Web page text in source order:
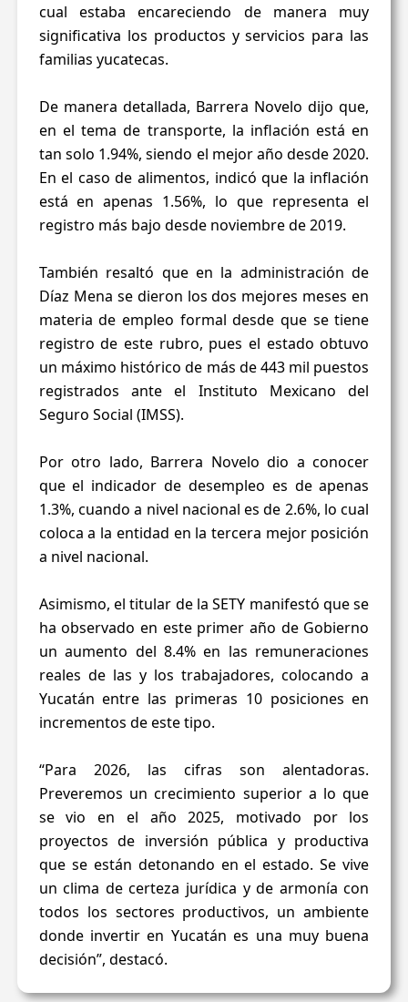
cual estaba encareciendo de manera muy
significativa los productos y servicios para las
familias yucatecas.
De manera detallada, Barrera Novelo dijo que,
en el tema de transporte, la inflación está en
tan solo 1.94%, siendo el mejor año desde 2020.
En el caso de alimentos, indicó que la inflación
está en apenas 1.56%, lo que representa el
registro más bajo desde noviembre de 2019.
También resaltó que en la administración de
Díaz Mena se dieron los dos mejores meses en
materia de empleo formal desde que se tiene
registro de este rubro, pues el estado obtuvo
un máximo histórico de más de 443 mil puestos
registrados ante el Instituto Mexicano del
Seguro Social (IMSS).
Por otro lado, Barrera Novelo dio a conocer
que el indicador de desempleo es de apenas
1.3%, cuando a nivel nacional es de 2.6%, lo cual
coloca a la entidad en la tercera mejor posición
a nivel nacional.
Asimismo, el titular de la SETY manifestó que se
ha observado en este primer año de Gobierno
un aumento del 8.4% en las remuneraciones
reales de las y los trabajadores, colocando a
Yucatán entre las primeras 10 posiciones en
incrementos de este tipo.
“Para 2026, las cifras son alentadoras.
Preveremos un crecimiento superior a lo que
se vio en el año 2025, motivado por los
proyectos de inversión pública y productiva
que se están detonando en el estado. Se vive
un clima de certeza jurídica y de armonía con
todos los sectores productivos, un ambiente
donde invertir en Yucatán es una muy buena
decisión”, destacó.